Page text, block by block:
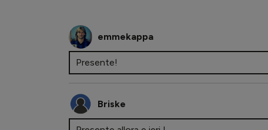
emmekappa
Presente!
Briske